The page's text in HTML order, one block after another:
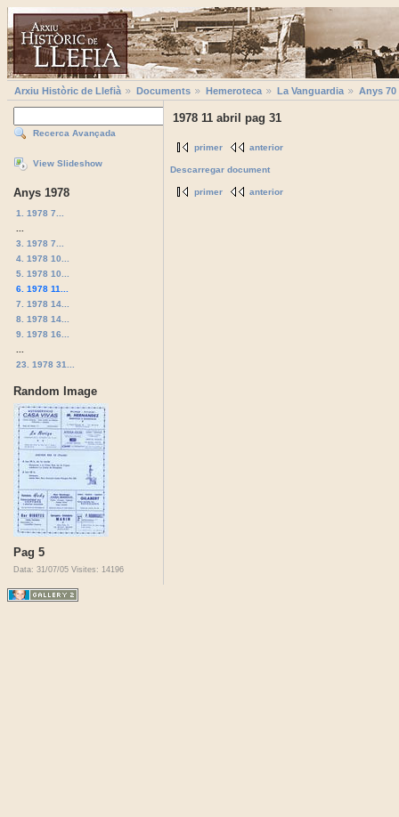
Arxiu Històric de Llefià Documents Hemeroteca La Vanguardia Anys 70
Recerca Avançada
View Slideshow
Anys 1978
1. 1978 7...
3. 1978 7...
4. 1978 10...
5. 1978 10...
6. 1978 11...
7. 1978 14...
8. 1978 14...
9. 1978 16...
23. 1978 31...
Random Image
Pag 5
Data: 31/07/05 Visites: 14196
1978 11 abril pag 31
primer anterior
Descarregar document
primer anterior